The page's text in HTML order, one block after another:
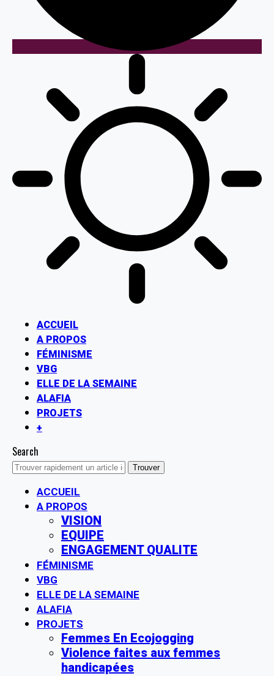
ACCUEIL
A PROPOS
FÉMINISME
VBG
ELLE DE LA SEMAINE
ALAFIA
PROJETS
+
Search
ACCUEIL
A PROPOS
VISION
EQUIPE
ENGAGEMENT QUALITE
FÉMINISME
VBG
ELLE DE LA SEMAINE
ALAFIA
PROJETS
Femmes En Ecojogging
Violence faites aux femmes
handicapées